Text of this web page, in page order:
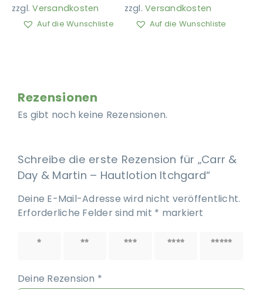
zzgl.Versandkosten
Auf die Wunschliste
zzgl.Versandkosten
Auf die Wunschliste
Rezensionen
Es gibt noch keine Rezensionen.
Schreibe die erste Rezension für „Carr &
Day & Martin – Hautlotion Itchgard“
Deine E-Mail-Adresse wird nicht veröffentlicht.
Erforderliche Felder sind mit * markiert
1 von 2 von 3 von 4 von 5 von
Deine Rezension *